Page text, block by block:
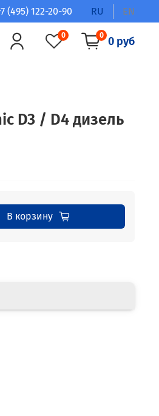
(495) 122-20-90 RU EN
0 0 0 руб
D3 / D4 дизель
В корзину